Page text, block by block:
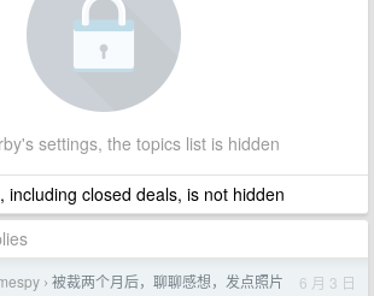
settings, the topics list is hidden
including closed deals, is not hidden
› 被裁两个月后，聊聊感想，发点照片 6 月 3 日